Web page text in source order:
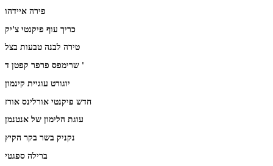
פירה איידהו
כריך עוף פיקנטי צ'יק
טירה לבנה טבעות בצל
שרימפס פרפר קפטן ד '
יוגורט עוגיית קינמון
חדש פיקנטי אורלינס אורז
עוגת הלימון של אנטנמן
נקניק בשר בקר הקיץ
ברילה ספגטי